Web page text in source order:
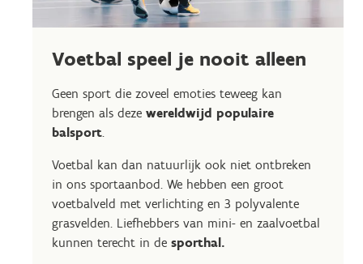
Voetbal speel je nooit alleen
Geen sport die zoveel emoties teweeg kan
brengen als deze wereldwijd populaire
balsport.
Voetbal kan dan natuurlijk ook niet ontbreken
in ons sportaanbod. We hebben een groot
voetbalveld met verlichting en 3 polyvalente
grasvelden. Liefhebbers van mini- en zaalvoetbal
kunnen terecht in de sporthal.